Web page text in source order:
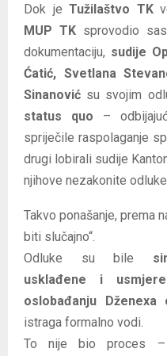
Dok je Tužilaštvo TK
MUP TKsprovodio
dokumentaciju, sudije
Ćatić, Svetlana
Sinanović su svojim
status quo –
spriječile raspolaganje
drugi lobirali sudije
njihove nezakonite
Takvo ponašanje, prema
biti slučajno“.
Odluke su bile
usklađene i
oslobađanju
istraga formalno vodi.
To nije bio proces